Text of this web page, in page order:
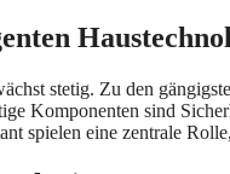
stetig. Zu den
Komponenten sind
spielen eine zentrale